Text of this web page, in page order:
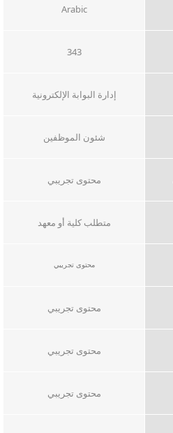
Arabic
343
إدارة البوابة الإلكترونية
شئون الموظفين
محتوى تجريبي
متطلب كلية أو معهد
​​محتوى تجريبي
​محتوى تجريبي
​محتوى تجريبي
​محتوى تجريبي